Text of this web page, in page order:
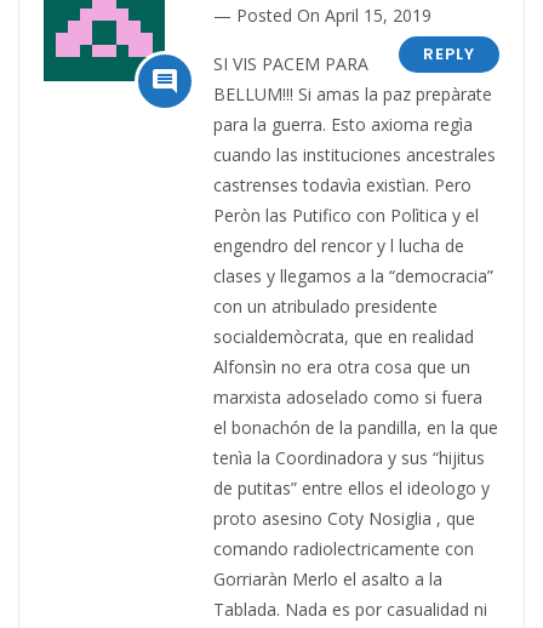

Posted On April 15, 2019
REPLY
SI VIS PACEM PARA
BELLUM!!! Si amas la paz prepàrate
para la guerra. Esto axioma regìa
cuando las instituciones ancestrales
castrenses todavìa existìan. Pero
Peròn las Putifico con Polìtica y el
engendro del rencor y l lucha de
clases y llegamos a la “democracia”
con un atribulado presidente
socialdemòcrata, que en realidad
Alfonsìn no era otra cosa que un
marxista adoselado como si fuera
el bonachón de la pandilla, en la que
tenìa la Coordinadora y sus “hijitus
de putitas” entre ellos el ideologo y
proto asesino Coty Nosiglia , que
comando radiolectricamente con
Gorriaràn Merlo el asalto a la
Tablada. Nada es por casualidad ni